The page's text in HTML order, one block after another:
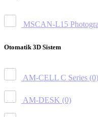
MSCAN-L15
Otomatik 3D Sistem
AM-CELL C Series (0)
AM-DESK (0)